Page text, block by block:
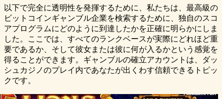
以下で完全に透明性を発揮するために、私たちは、最高級の
ビットコインギャンブル企業を検索するために、独自のスコ
アプログラムにどのように到達したかを正確に明らかにしま
した。ここでは、すべてのランクベースが実際にどれほど重
要であるか、そして彼女または彼に何が入るかという感覚を
得ることができます。ギャンブルの確立アカウントは、ダッ
シュカジノのプレイ内であなたが出くわす信頼できるトピッ
クです。